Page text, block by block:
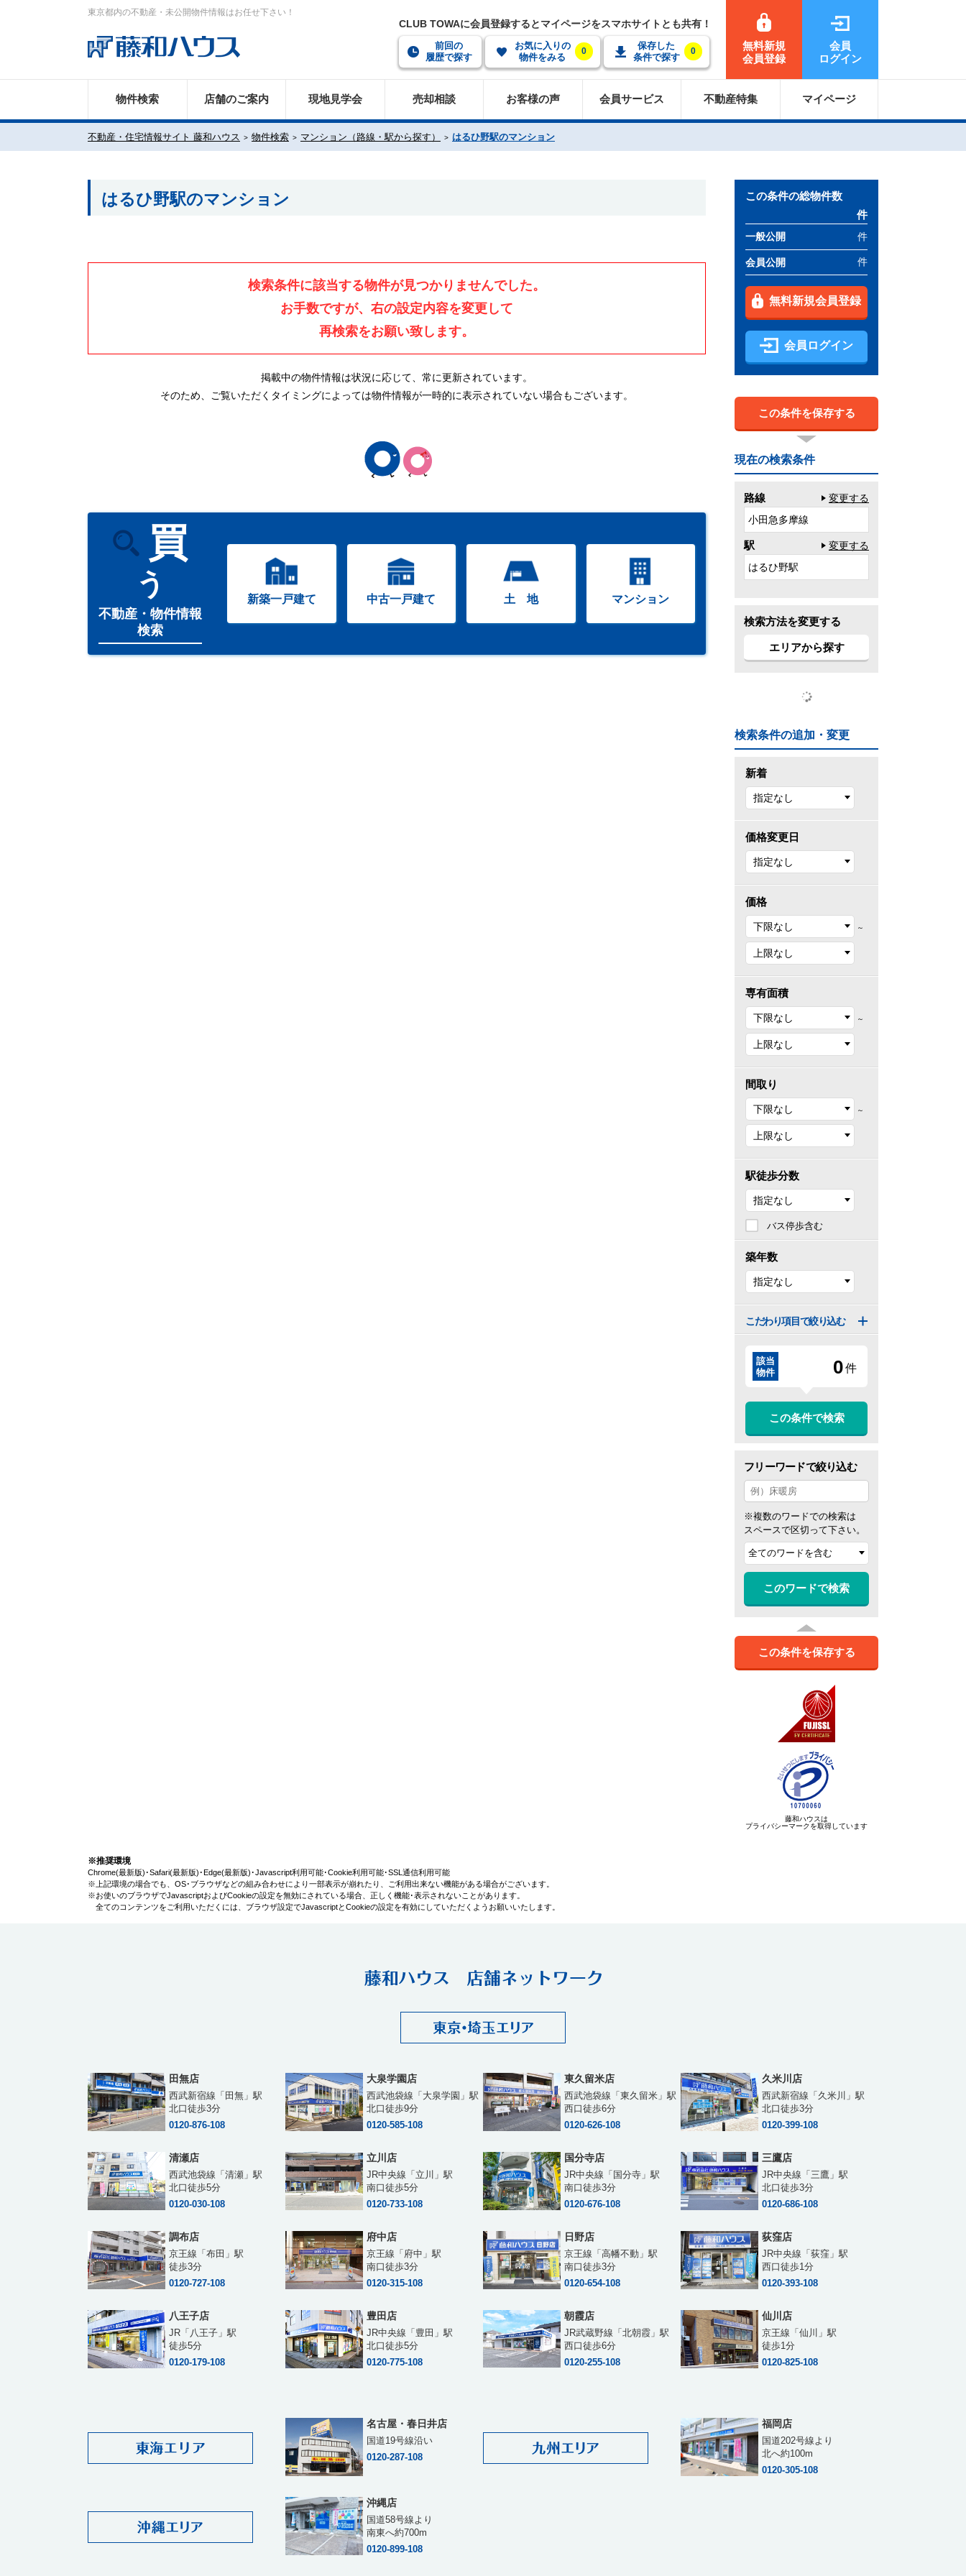
東京都内の不動産・未公開物件情報はお任せ下さい！
CLUB TOWAに会員登録するとマイページをスマホサイトとも共有！
前回の
履歴で探す
お気に入りの
物件をみる
0
保存した
条件で探す
0
無料新規
会員登録
会員
ログイン
物件検索 店舗のご案内 現地見学会 売却相談 お客様の声 会員サービス 不動産特集 マイページ
不動産・住宅情報サイト 藤和ハウス 物件検索 マンション（路線・駅から探す） はるひ野駅のマンション
はるひ野駅のマンション
検索条件に該当する物件が見つかりませんでした。
お手数ですが、右の設定内容を変更して
再検索をお願い致します。
掲載中の物件情報は状況に応じて、常に更新されています。
そのため、ご覧いただくタイミングによっては物件情報が一時的に表示されていない場合もございます。
買
う
不動産・物件情報
検索
新築一戸建て 中古一戸建て 土 地 マンション
この条件の総物件数
件
一般公開 件
会員公開 件
無料新規会員登録
会員ログイン
この条件を保存する
現在の検索条件
路線
変更する
小田急多摩線
駅
変更する
はるひ野駅
検索方法を変更する
エリアから探す
検索条件の追加・変更
新着
価格変更日
価格
～
専有面積
～
間取り
～
駅徒歩分数
バス停歩含む
築年数
こだわり項目で絞り込む
該当
物件
0件
この条件で検索
フリーワードで絞り込む
※複数のワードでの検索は
スペースで区切って下さい。
このワードで検索
この条件を保存する
藤和ハウスは
プライバシーマークを取得しています
※推奨環境
Chrome(最新版)･Safari(最新版)･Edge(最新版)･Javascript利用可能･Cookie利用可能･SSL通信利用可能
※上記環境の場合でも、OS･ブラウザなどの組み合わせにより一部表示が崩れたり、ご利用出来ない機能がある場合がございます。
※お使いのブラウザでJavascriptおよびCookieの設定を無効にされている場合、正しく機能･表示されないことがあります。
全てのコンテンツをご利用いただくには、ブラウザ設定でJavascriptとCookieの設定を有効にしていただくようお願いいたします。
田無店
西武新宿線「田無」駅
北口徒歩3分
0120-876-108
大泉学園店
西武池袋線「大泉学園」駅
北口徒歩9分
0120-585-108
東久留米店
西武池袋線「東久留米」駅
西口徒歩6分
0120-626-108
久米川店
西武新宿線「久米川」駅
北口徒歩3分
0120-399-108
清瀬店
西武池袋線「清瀬」駅
北口徒歩5分
0120-030-108
立川店
JR中央線「立川」駅
南口徒歩5分
0120-733-108
国分寺店
JR中央線「国分寺」駅
南口徒歩3分
0120-676-108
三鷹店
JR中央線「三鷹」駅
北口徒歩3分
0120-686-108
調布店
京王線「布田」駅
徒歩3分
0120-727-108
府中店
京王線「府中」駅
南口徒歩3分
0120-315-108
日野店
京王線「高幡不動」駅
南口徒歩3分
0120-654-108
荻窪店
JR中央線「荻窪」駅
西口徒歩1分
0120-393-108
八王子店
JR「八王子」駅
徒歩5分
0120-179-108
豊田店
JR中央線「豊田」駅
北口徒歩5分
0120-775-108
朝霞店
JR武蔵野線「北朝霞」駅
西口徒歩6分
0120-255-108
仙川店
京王線「仙川」駅
徒歩1分
0120-825-108
名古屋・春日井店
国道19号線沿い
0120-287-108
福岡店
国道202号線より
北へ約100m
0120-305-108
沖縄店
国道58号線より
南東へ約700m
0120-899-108